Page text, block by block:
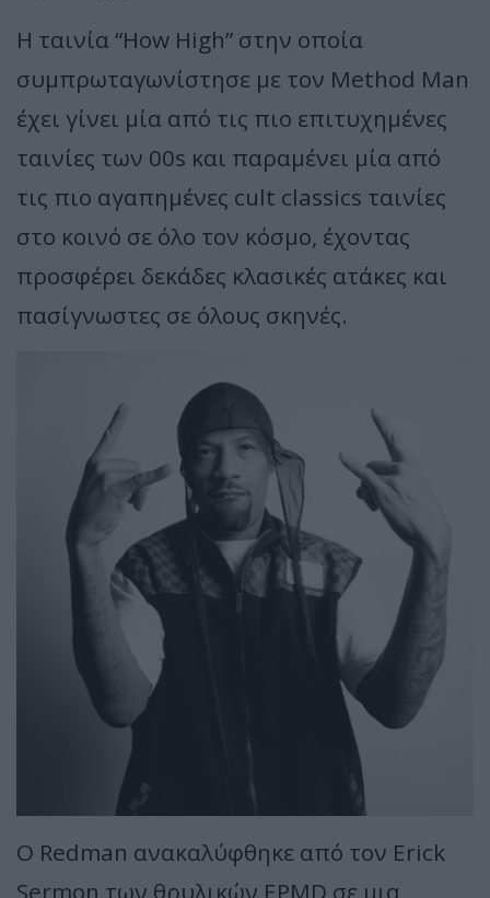
Η ταινία “How High” στην οποία
συμπρωταγωνίστησε με τον Method Man
έχει γίνει μία από τις πιο επιτυχημένες
ταινίες των 00s και παραμένει μία από
τις πιο αγαπημένες cult classics ταινίες
στο κοινό σε όλο τον κόσμο, έχοντας
προσφέρει δεκάδες κλασικές ατάκες και
πασίγνωστες σε όλους σκηνές.
O Redman ανακαλύφθηκε από τον Erick
Sermon των θρυλικών EPMD σε μια